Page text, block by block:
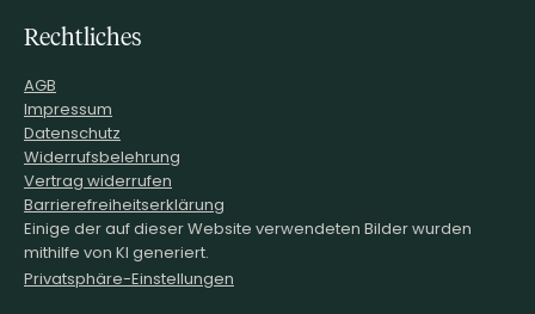
Rechtliches
AGB
Impressum
Datenschutz
Widerrufsbelehrung
Vertrag widerrufen
Barrierefreiheitserklärung
Einige der auf dieser Website verwendeten Bilder wurden
mithilfe von KI generiert.
Privatsphäre-Einstellungen